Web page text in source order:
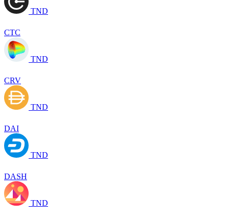
TND
CTC
TND
CRV
TND
DAI
TND
DASH
TND